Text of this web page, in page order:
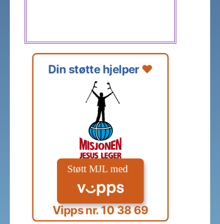
Din støtte hjelper ❤️
Vipps nr. 10 38 69